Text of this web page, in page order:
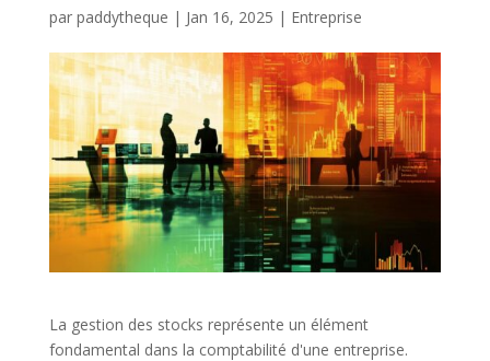
par paddytheque | Jan 16, 2025 | Entreprise
La gestion des stocks représente un élément
fondamental dans la comptabilité d'une entreprise.